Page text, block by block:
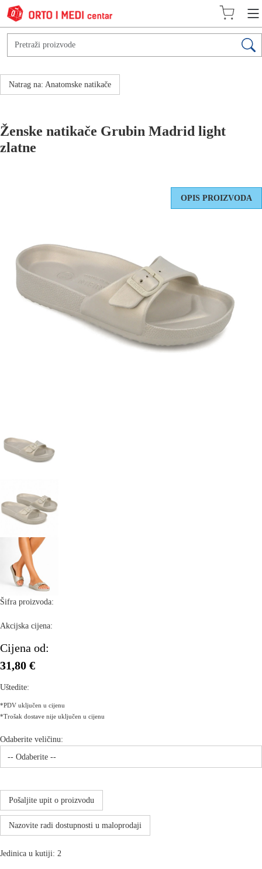
Natrag na: Anatomske natikače
Ženske natikače Grubin Madrid light
zlatne
OPIS PROIZVODA
Šifra proizvoda:
Akcijska cijena:
Cijena od:
31,80 €
Uštedite:
*PDV uključen u cijenu
*Trošak dostave nije uključen u cijenu
Odaberite veličinu:
Pošaljite upit o proizvodu
Nazovite radi dostupnosti u maloprodaji
Jedinica u kutiji: 2